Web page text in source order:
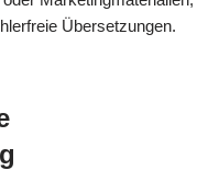
Übersetzungen.